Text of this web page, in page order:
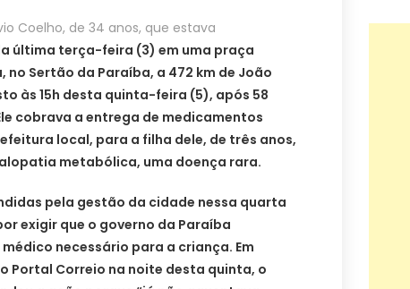
Coelho, de 34 anos, que estava
última terça-feira (3) em uma praça
no Sertão da Paraíba, a 472 km de João
às 15h desta quinta-feira (5), após 58
cobrava a entrega de medicamentos
local, para a filha dele, de três anos,
metabólica, uma doença rara.
pela gestão da cidade nessa quarta
exigir que o governo da Paraíba
necessário para a criança. Em
Portal Correio na noite desta quinta, o